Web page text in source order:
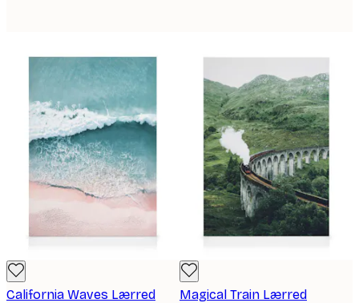
California Waves Lærred Magical Train Lærred